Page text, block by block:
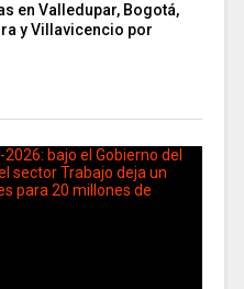
en Valledupar, Bogotá,
y Villavicencio por